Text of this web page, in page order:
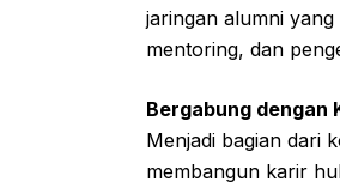
jaringan alumni
mentoring, dan
Bergabung dengan
Menjadi bagian dari
membangun karir